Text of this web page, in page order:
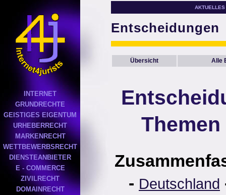
INTERNET
GRUNDRECHTE
GEISTIGES EIGENTUM
URHEBERRECHT
MARKENRECHT
WETTBEWERBSRECHT
DIENSTEANBIETER
E - COMMERCE
ZIVILRECHT
DOMAINRECHT
AKTUELLES
Entscheidungen
Übersicht Alle
- Deutschland